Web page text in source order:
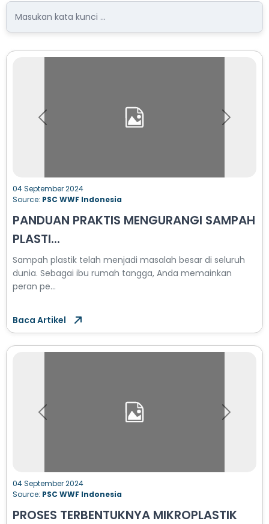
Previous Next
04 September 2024
Source: PSC WWF Indonesia
PANDUAN PRAKTIS MENGURANGI SAMPAH
PLASTI...
Sampah plastik telah menjadi masalah besar di seluruh
dunia. Sebagai ibu rumah tangga, Anda memainkan
peran pe...
Baca Artikel
Previous Next
04 September 2024
Source: PSC WWF Indonesia
PROSES TERBENTUKNYA MIKROPLASTIK